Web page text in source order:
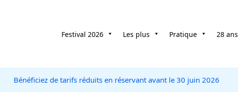
Festival 2026 Les plus Pratique 28 ans
Bénéficiez de tarifs réduits en réservant avant le 30 juin 2026